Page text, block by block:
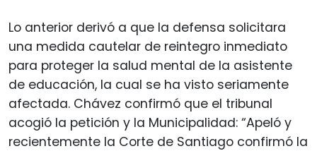
Lo anterior derivó a que la defensa solicitara
una medida cautelar de reintegro inmediato
para proteger la salud mental de la asistente
de educación, la cual se ha visto seriamente
afectada. Chávez confirmó que el tribunal
acogió la petición y la Municipalidad: “Apeló y
recientemente la Corte de Santiago confirmó la